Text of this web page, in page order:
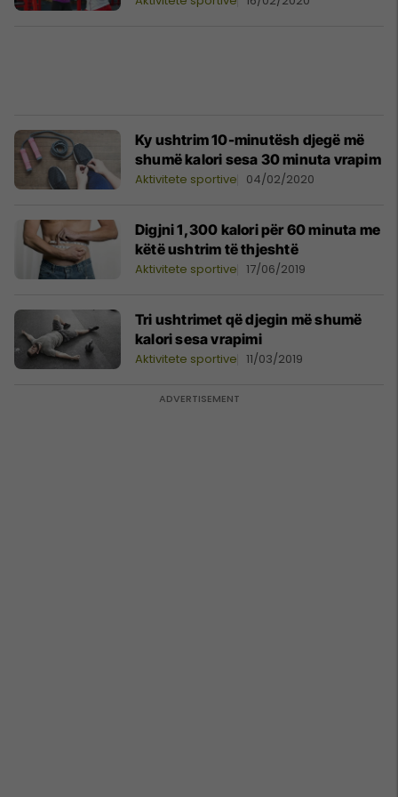
Ky ushtrim 10-minutësh djegë më
shumë kalori sesa 30 minuta vrapim
Aktivitete sportive 04/02/2020
Digjni 1,300 kalori për 60 minuta me
këtë ushtrim të thjeshtë
Aktivitete sportive 17/06/2019
Tri ushtrimet që djegin më shumë
kalori sesa vrapimi
Aktivitete sportive 11/03/2019